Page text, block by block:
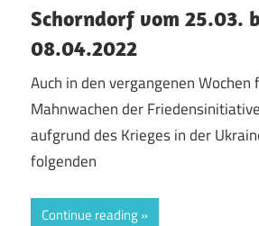
Schorndorf vom 25.03.
08.04.2022
Auch in den vergangenen
Mahnwachen der
aufgrund des Krieges in der
folgenden
Continue reading